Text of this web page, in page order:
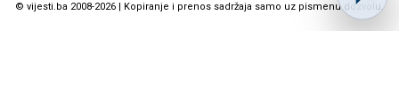
© vijesti.ba 2008-2026 | Kopiranje i prenos sadržaja samo uz pismenu dozvolu.